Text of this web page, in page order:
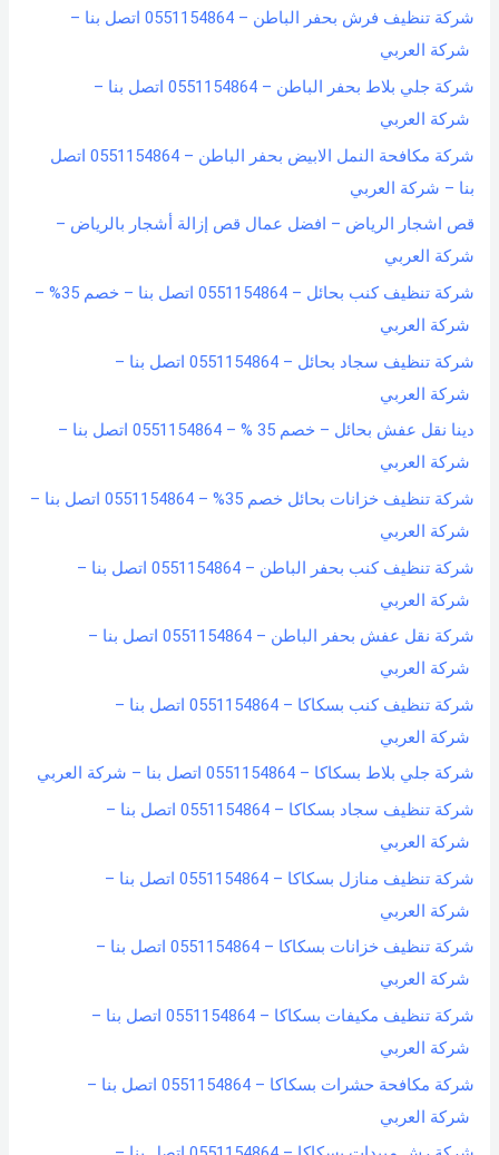
شركة تنظيف فرش بحفر الباطن – 0551154864 اتصل بنا –
شركة العربي
شركة جلي بلاط بحفر الباطن – 0551154864 اتصل بنا –
شركة العربي
شركة مكافحة النمل الابيض بحفر الباطن – 0551154864 اتصل
بنا – شركة العربي
قص اشجار الرياض – افضل عمال قص إزالة أشجار بالرياض –
شركة العربي
شركة تنظيف كنب بحائل – 0551154864 اتصل بنا – خصم 35% –
شركة العربي
شركة تنظيف سجاد بحائل – 0551154864 اتصل بنا –
شركة العربي
دينا نقل عفش بحائل – خصم 35 % – 0551154864 اتصل بنا –
شركة العربي
شركة تنظيف خزانات بحائل خصم 35% – 0551154864 اتصل بنا –
شركة العربي
شركة تنظيف كنب بحفر الباطن – 0551154864 اتصل بنا –
شركة العربي
شركة نقل عفش بحفر الباطن – 0551154864 اتصل بنا –
شركة العربي
شركة تنظيف كنب بسكاكا – 0551154864 اتصل بنا –
شركة العربي
شركة جلي بلاط بسكاكا – 0551154864 اتصل بنا – شركة العربي
شركة تنظيف سجاد بسكاكا – 0551154864 اتصل بنا –
شركة العربي
شركة تنظيف منازل بسكاكا – 0551154864 اتصل بنا –
شركة العربي
شركة تنظيف خزانات بسكاكا – 0551154864 اتصل بنا –
شركة العربي
شركة تنظيف مكيفات بسكاكا – 0551154864 اتصل بنا –
شركة العربي
شركة مكافحة حشرات بسكاكا – 0551154864 اتصل بنا –
شركة العربي